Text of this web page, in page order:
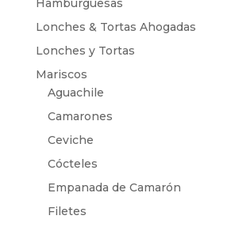
Hamburguesas
Lonches & Tortas Ahogadas
Lonches y Tortas
Mariscos
Aguachile
Camarones
Ceviche
Cócteles
Empanada de Camarón
Filetes